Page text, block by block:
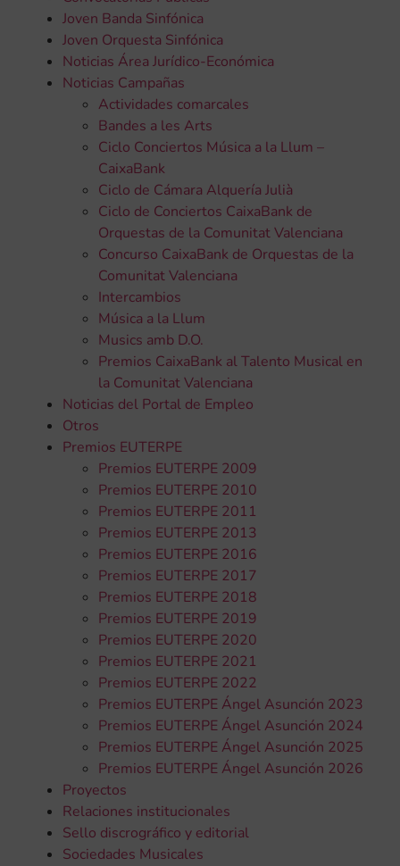
Joven Banda Sinfónica
Joven Orquesta Sinfónica
Noticias Área Jurídico-Económica
Noticias Campañas
Actividades comarcales
Bandes a les Arts
Ciclo Conciertos Música a la Llum –
CaixaBank
Ciclo de Cámara Alquería Julià
Ciclo de Conciertos CaixaBank de
Orquestas de la Comunitat Valenciana
Concurso CaixaBank de Orquestas de la
Comunitat Valenciana
Intercambios
Música a la Llum
Musics amb D.O.
Premios CaixaBank al Talento Musical en
la Comunitat Valenciana
Noticias del Portal de Empleo
Otros
Premios EUTERPE
Premios EUTERPE 2009
Premios EUTERPE 2010
Premios EUTERPE 2011
Premios EUTERPE 2013
Premios EUTERPE 2016
Premios EUTERPE 2017
Premios EUTERPE 2018
Premios EUTERPE 2019
Premios EUTERPE 2020
Premios EUTERPE 2021
Premios EUTERPE 2022
Premios EUTERPE Ángel Asunción 2023
Premios EUTERPE Ángel Asunción 2024
Premios EUTERPE Ángel Asunción 2025
Premios EUTERPE Ángel Asunción 2026
Proyectos
Relaciones institucionales
Sello discrográfico y editorial
Sociedades Musicales